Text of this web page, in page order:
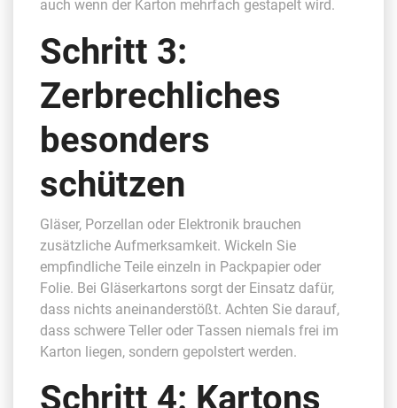
auch wenn der Karton mehrfach gestapelt wird.
Schritt 3:
Zerbrechliches
besonders
schützen
Gläser, Porzellan oder Elektronik brauchen
zusätzliche Aufmerksamkeit. Wickeln Sie
empfindliche Teile einzeln in Packpapier oder
Folie. Bei Gläserkartons sorgt der Einsatz dafür,
dass nichts aneinanderstößt. Achten Sie darauf,
dass schwere Teller oder Tassen niemals frei im
Karton liegen, sondern gepolstert werden.
Schritt 4: Kartons